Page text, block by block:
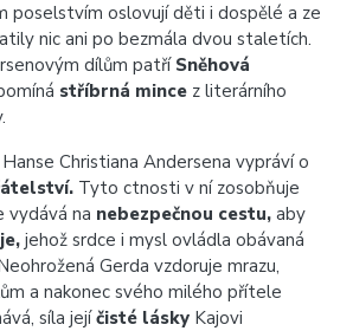
poselstvím oslovují děti i dospělé a ze
nic ani po bezmála dvou staletích.
dílům patří Sněhová
stříbrná mince z literárního
Christiana Andersena vypráví o
Tyto ctnosti v ní zosobňuje
vydává na nebezpečnou cestu, aby
jehož srdce i mysl ovládla obávaná
Gerda vzdoruje mrazu,
a nakonec svého milého přítele
síla jejíčisté lásky Kajovi